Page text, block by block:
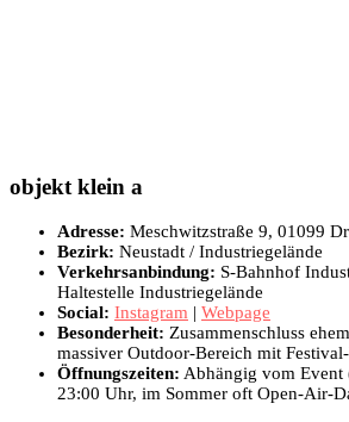
objekt klein a
Adresse: Meschwitzstraße 9, 01099
Bezirk: Neustadt / Industriegelände
Verkehrsanbindung: S-Bahnhof
Haltestelle Industriegelände
Social: Instagram | Webpage
Besonderheit: Zusammenschluss
massiver Outdoor-Bereich mit
Öffnungszeiten: Abhängig vom Event
23:00 Uhr, im Sommer oft Open-Air-